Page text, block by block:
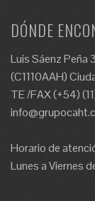
DÓNDE
Luis Sáenz Peña
(C1110AAH)
TE /FAX (+54)
Horario de
Lunes a Viernes